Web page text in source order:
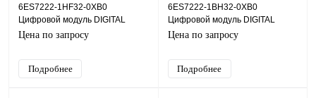
6ES7222-1HF32-0XB0
Цифровой модуль DIGITAL
OUTPUT SM 1222, 8 DO, RELAY
Цена по запросу
Подробнее
6ES7222-1BH32-0XB0
Цифровой модуль DIGITAL
OUTPUT SM1222, 16 DO, 24V
Цена по запросу
Подробнее